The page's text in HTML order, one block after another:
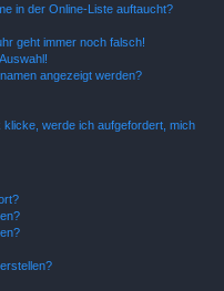
in der Online-Liste auftaucht?
geht immer noch falsch!
angezeigt werden?
werde ich aufgefordert, mich